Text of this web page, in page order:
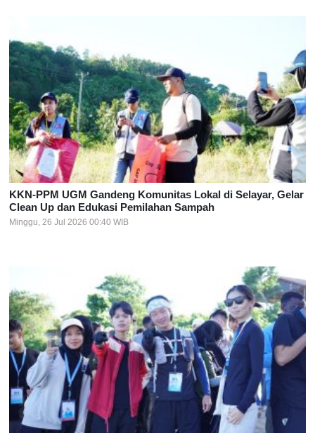
KKN-PPM UGM Gandeng Komunitas Lokal di Selayar, Gelar
Clean Up dan Edukasi Pemilahan Sampah
Minggu, 26 Jul 2026 00:40 WIB